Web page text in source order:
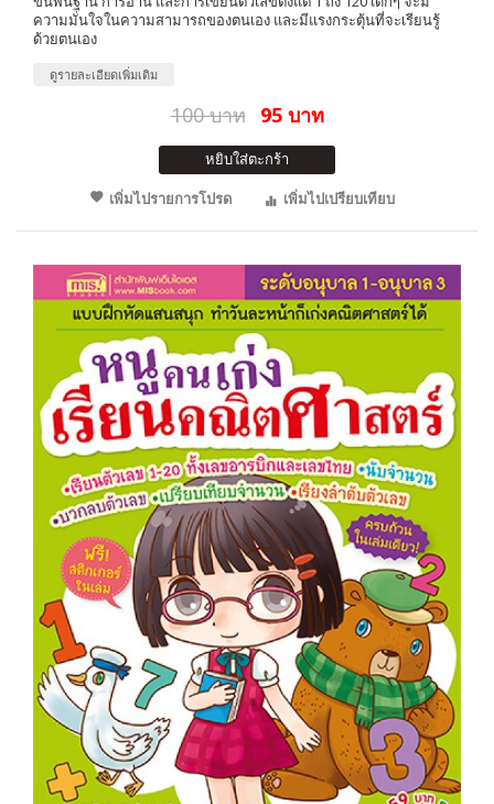
ความมั่นใจในความสามารถของตนเอง และมีแรงกระตุ้นที่จะเรียนรู้
ด้วยตนเอง
ดูรายละเอียดเพิ่มเติม
100 บาท 95 บาท
หยิบใส่ตะกร้า
เพิ่มไปรายการโปรด
เพิ่มไปเปรียบเทียบ